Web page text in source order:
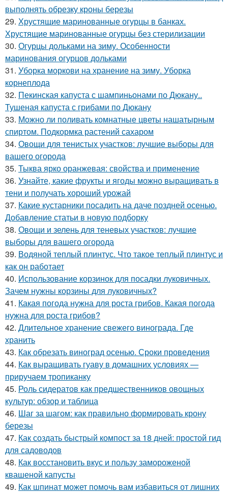
выполнять обрезку кроны березы
29. Хрустящие маринованные огурцы в банках.
Хрустящие маринованные огурцы без стерилизации
30. Огурцы дольками на зиму. Особенности
маринования огурцов дольками
31. Уборка моркови на хранение на зиму. Уборка
корнеплода
32. Пекинская капуста с шампиньонами по Дюкану..
Тушеная капуста с грибами по Дюкану
33. Можно ли поливать комнатные цветы нашатырным
спиртом. Подкормка растений сахаром
34. Овощи для тенистых участков: лучшие выборы для
вашего огорода
35. Тыква ярко оранжевая: свойства и применение
36. Узнайте, какие фрукты и ягоды можно выращивать в
тени и получать хороший урожай
37. Какие кустарники посадить на даче поздней осенью.
Добавление статьи в новую подборку
38. Овощи и зелень для теневых участков: лучшие
выборы для вашего огорода
39. Водяной теплый плинтус. Что такое теплый плинтус и
как он работает
40. Использование корзинок для посадки луковичных.
Зачем нужны корзины для луковичных?
41. Какая погода нужна для роста грибов. Какая погода
нужна для роста грибов?
42. Длительное хранение свежего винограда. Где
хранить
43. Как обрезать виноград осенью. Сроки проведения
44. Как выращивать гуаву в домашних условиях —
приручаем тропиканку
45. Роль сидератов как предшественников овощных
культур: обзор и таблица
46. Шаг за шагом: как правильно формировать крону
березы
47. Как создать быстрый компост за 18 дней: простой гид
для садоводов
48. Как восстановить вкус и пользу замороженой
квашеной капусты
49. Как шпинат может помочь вам избавиться от лишних